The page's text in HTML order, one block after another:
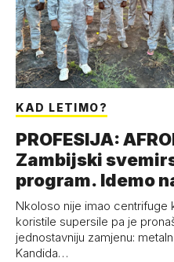
KAD LETIMO?
PROFESIJA:
Zambijski
program. Idemo
Nkoloso nije imao centrifuge
koristile supersile pa je
jednostavniju zamjenu:
Kandida…